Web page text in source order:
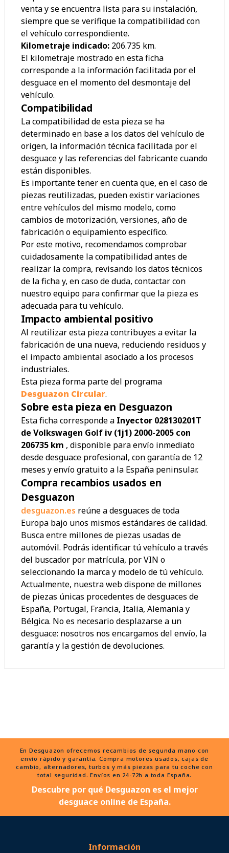
venta y se encuentra lista para su instalación,
siempre que se verifique la compatibilidad con
el vehículo correspondiente.
Kilometraje indicado: 206.735 km.
El kilometraje mostrado en esta ficha
corresponde a la información facilitada por el
desguace en el momento del desmontaje del
vehículo.
Compatibilidad
La compatibilidad de esta pieza se ha
determinado en base a los datos del vehículo de
origen, la información técnica facilitada por el
desguace y las referencias del fabricante cuando
están disponibles.
Es importante tener en cuenta que, en el caso de
piezas reutilizadas, pueden existir variaciones
entre vehículos del mismo modelo, como
cambios de motorización, versiones, año de
fabricación o equipamiento específico.
Por este motivo, recomendamos comprobar
cuidadosamente la compatibilidad antes de
realizar la compra, revisando los datos técnicos
de la ficha y, en caso de duda, contactar con
nuestro equipo para confirmar que la pieza es
adecuada para tu vehículo.
Impacto ambiental positivo
Al reutilizar esta pieza contribuyes a evitar la
fabricación de una nueva, reduciendo residuos y
el impacto ambiental asociado a los procesos
industriales.
Esta pieza forma parte del programa
Desguazon Circular.
Sobre esta pieza en Desguazon
Esta ficha corresponde a Inyector 028130201T
de Volkswagen Golf iv (1j1) 2000-2005 con
206735 km , disponible para envío inmediato
desde desguace profesional, con garantía de 12
meses y envío gratuito a la España peninsular.
Compra recambios usados en
Desguazon
desguazon.es reúne a desguaces de toda
Europa bajo unos mismos estándares de calidad.
Busca entre millones de piezas usadas de
automóvil. Podrás identificar tú vehículo a través
del buscador por matrícula, por VIN o
seleccionando la marca y modelo de tú vehículo.
Actualmente, nuestra web dispone de millones
de piezas únicas procedentes de desguaces de
España, Portugal, Francia, Italia, Alemania y
Bélgica. No es necesario desplazarse a un
desguace: nosotros nos encargamos del envío, la
garantía y la gestión de devoluciones.
En Desguazon ofrecemos recambios de segunda mano con
envío rápido y garantía. Compra motores usados, cajas de
cambio, alternadores, turbos y más piezas para tu coche con
total seguridad. Envíos en 24-72h a toda España.
Descubre por qué Desguazon es el mejor
desguace online de España.
Información